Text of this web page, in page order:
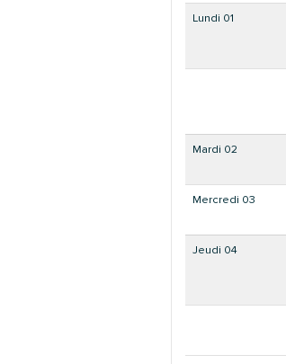
Lundi 01
Mardi 02
Mercredi 03
Jeudi 04